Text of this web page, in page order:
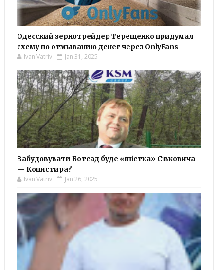
Одесский зернотрейдер Терещенко придумал
схему по отмыванию денег через OnlyFans
Ivan Vatriv Jan 31, 2025
Забудовувати Ботсад буде «шістка» Сівковича
— Копистира?
Ivan Vatriv Jan 26, 2025